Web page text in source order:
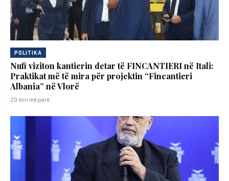
POLITIKA
Nufi viziton kantierin detar të FINCANTIERI në Itali:
Praktikat më të mira për projektin “Fincantieri
Albania” në Vlorë
20 min më parë